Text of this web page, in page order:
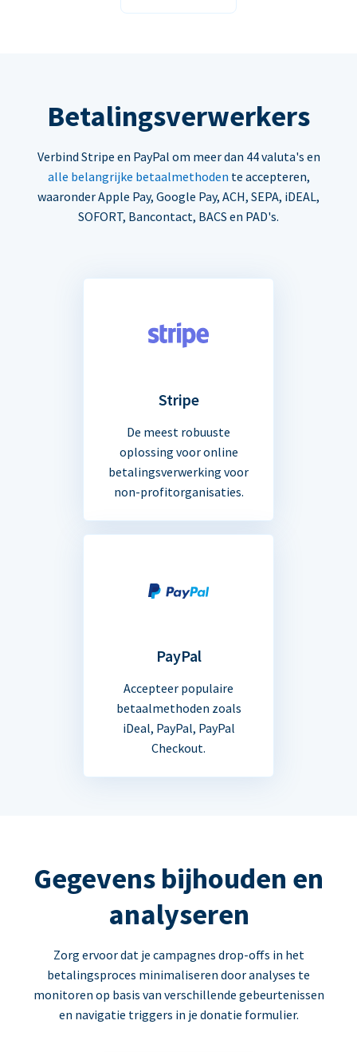
Betalingsverwerkers
Verbind Stripe en PayPal om meer dan 44 valuta's en
alle belangrijke betaalmethoden te accepteren,
waaronder Apple Pay, Google Pay, ACH, SEPA, iDEAL,
SOFORT, Bancontact, BACS en PAD's.
Stripe
De meest robuuste
oplossing voor online
betalingsverwerking voor
non-profitorganisaties.
PayPal
Accepteer populaire
betaalmethoden zoals
iDeal, PayPal, PayPal
Checkout.
Gegevens bijhouden en
analyseren
Zorg ervoor dat je campagnes drop-offs in het
betalingsproces minimaliseren door analyses te
monitoren op basis van verschillende gebeurtenissen
en navigatie triggers in je donatie formulier.